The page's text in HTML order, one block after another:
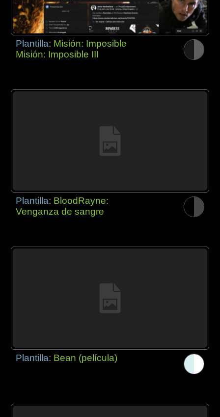
Plantilla: Misión: Imposible
Misión: Imposible III
Plantilla: BloodRayne:
Venganza de sangre
Plantilla: Bean (película)